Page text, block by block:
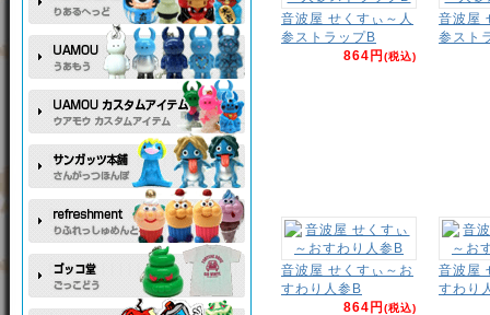
音波屋 せくすぃ～人
参ストラップB
864円(税込)
音波屋
参スト
音波屋 せくすぃ～お
すわり人参B
864円(税込)
音波屋
すわり